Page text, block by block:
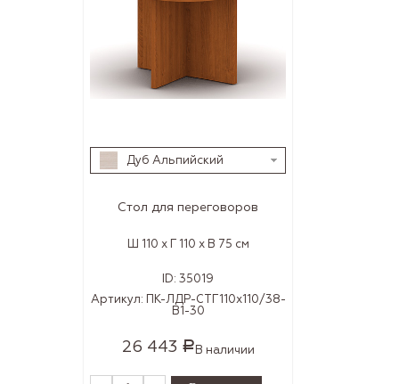
Дуб Альпийский
Стол для переговоров
Ш 110 x Г 110 x В 75 см
ID: 35019
Артикул: ПК-ЛДР-СТГ110х110/38-
В1-30
26 443 Р В наличии